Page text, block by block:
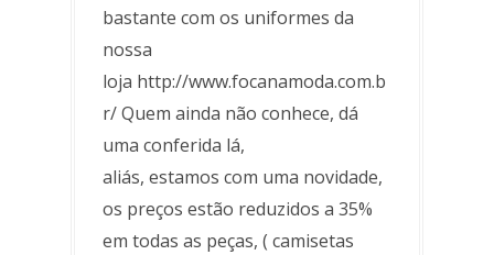
bastante com os uniformes da
nossa
loja http://www.focanamoda.com.b
r/ Quem ainda não conhece, dá
uma conferida lá,
aliás, estamos com uma novidade,
os preços estão reduzidos a 35%
em todas as peças, ( camisetas